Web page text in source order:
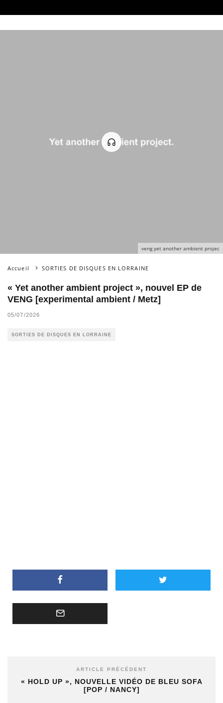
veng yet another ambient projec
Accueil SORTIES DE DISQUES EN LORRAINE
« Yet another ambient project », nouvel EP de
VENG [experimental ambient / Metz]
05/07/2026
SORTIES DE DISQUES EN LORRAINE
ARTICLE PRÉCÉDENT
« HOLD UP », NOUVELLE VIDÉO DE BLEU SOFA
[POP / NANCY]